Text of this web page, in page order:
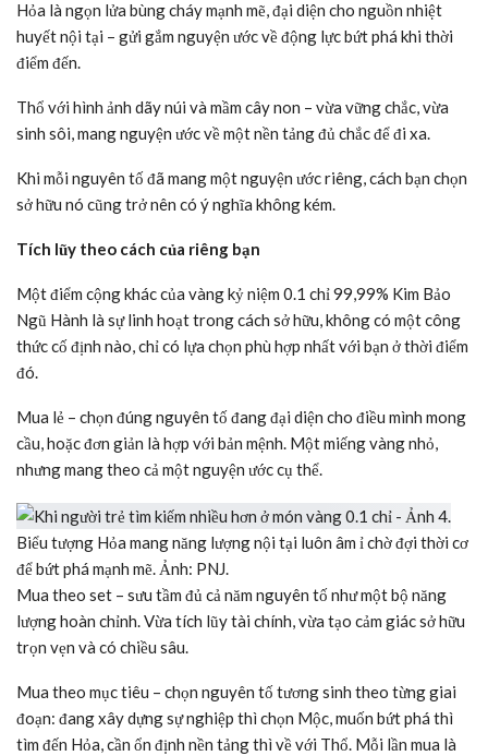
Biểu tượng Mộc với nguyện ước cho hành trình phát triển bền bỉ
và tích lũy dài hạn. Ảnh: PNJ.
Thủy hiện lên qua những đợt sóng cuộn trào – mềm mại nhưng
đầy uy lực, mang nguyện ước về khả năng thích nghi và nắm bắt
Hỏa là ngọn lửa bùng cháy mạnh mẽ, đại diện cho nguồn nhiệt
huyết nội tại – gửi gắm nguyện ước về động lực bứt phá khi thời
Thổ với hình ảnh dãy núi và mầm cây non – vừa vững chắc, vừa
sinh sôi, mang nguyện ước về một nền tảng đủ chắc để đi xa.
Khi mỗi nguyên tố đã mang một nguyện ước riêng, cách bạn chọn
sở hữu nó cũng trở nên có ý nghĩa không kém.
Một điểm cộng khác của vàng kỷ niệm 0.1 chỉ 99,99% Kim Bảo
Ngũ Hành là sự linh hoạt trong cách sở hữu, không có một công